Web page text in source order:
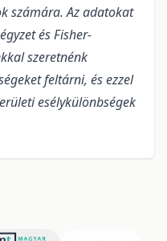
számára. Az adatokat
és Fisher-
szeretnénk
feltárni, és ezzel
esélykülönbségek